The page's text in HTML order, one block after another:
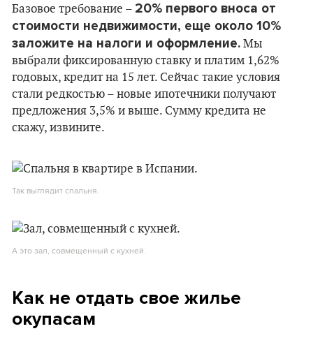
Базовое требование – 20% первого вноса от
стоимости недвижимости, еще около 10%
заложите на налоги и оформление. Мы
выбрали фиксированную ставку и платим 1,62%
годовых, кредит на 15 лет. Сейчас такие условия
стали редкостью – новые ипотечники получают
предложения 3,5% и выше. Сумму кредита не
скажу, извините.
Так выглядит спальня.
А это зал, совмещенный с кухней.
Как не отдать свое жилье
окупасам